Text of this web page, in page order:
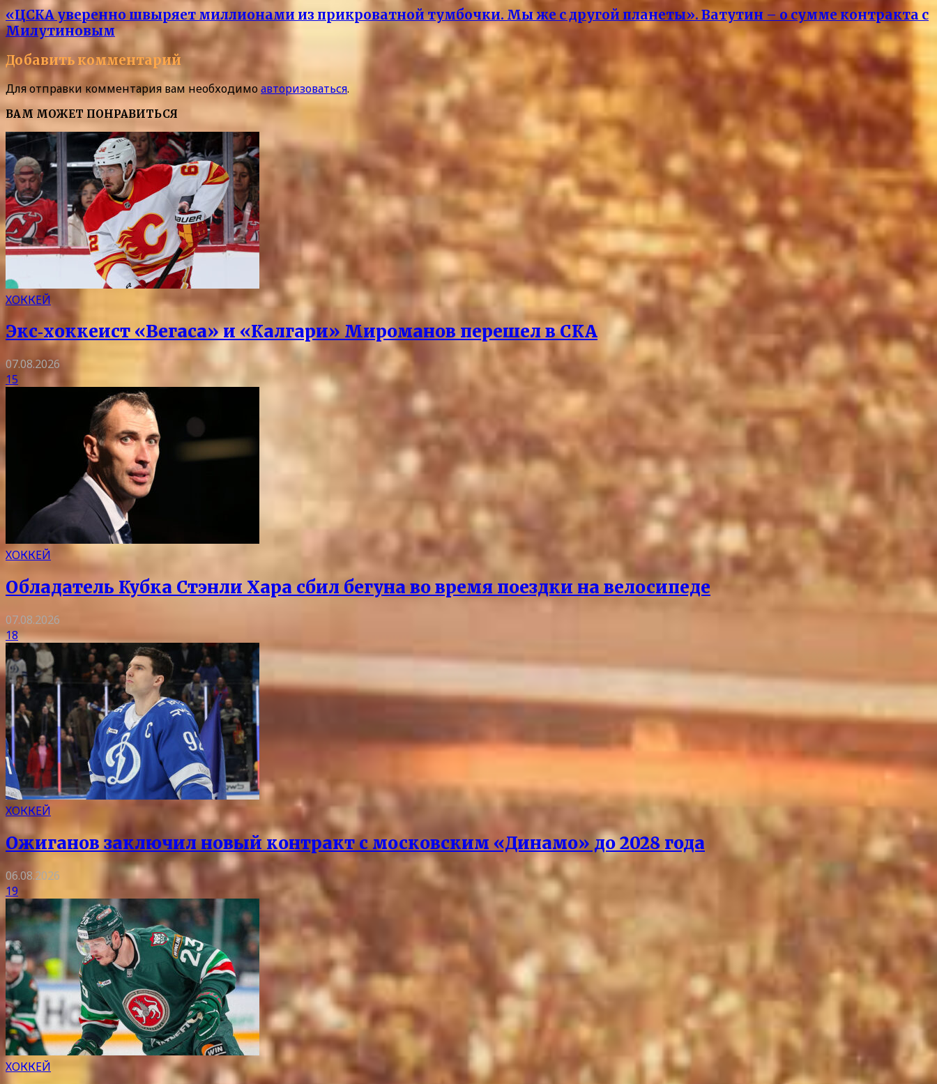
«ЦСКА уверенно швыряет миллионами из прикроватной тумбочки. Мы же с другой планеты». Ватутин – о сумме контракта с
Милутиновым
Добавить комментарий
Для отправки комментария вам необходимоавторизоваться.
ВАМ МОЖЕТ ПОНРАВИТЬСЯ
ХОККЕЙ
Экс‑хоккеист «Вегаса» и «Калгари» Мироманов перешел в СКА
07.08.2026
15
ХОККЕЙ
Обладатель Кубка Стэнли Хара сбил бегуна во время поездки на велосипеде
07.08.2026
18
ХОККЕЙ
Ожиганов заключил новый контракт с московским «Динамо» до 2028 года
06.08.2026
19
ХОККЕЙ